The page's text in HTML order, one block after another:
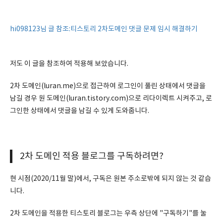
hi098123님 글 참조:티스토리 2차도메인 댓글 문제 임시 해결하기
저도 이 글을 참조하여 적용해 보았습니다.
2차 도메인(luran.me)으로 접근하여 로그인이 풀린 상태에서 댓글을
남길 경우 원 도메인(luran.tistory.com)으로 리다이렉트 시켜주고, 로
그인한 상태에서 댓글을 남길 수 있게 도와줍니다.
2차 도메인 적용 블로그를 구독하려면?
현 시점(2020/11월 말)에서, 구독은 원본 주소로밖에 되지 않는 것 같습
니다.
2차 도메인을 적용한 티스토리 블로그는 우측 상단에 "구독하기"를 눌